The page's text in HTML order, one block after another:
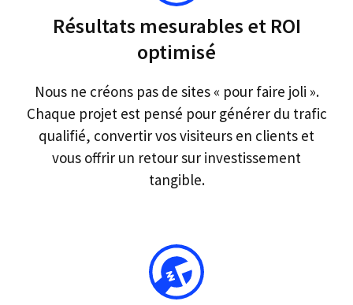
Résultats mesurables et ROI
optimisé
Nous ne créons pas de sites « pour faire joli ».
Chaque projet est pensé pour générer du trafic
qualifié, convertir vos visiteurs en clients et
vous offrir un retour sur investissement
tangible.